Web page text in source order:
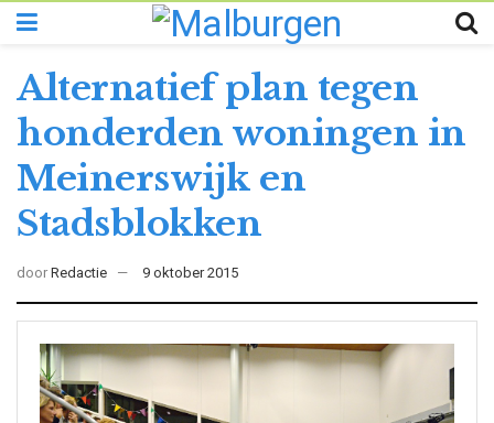
Alternatief plan tegen
honderden woningen in
Meinerswijk en
Stadsblokken
door Redactie 9 oktober 2015